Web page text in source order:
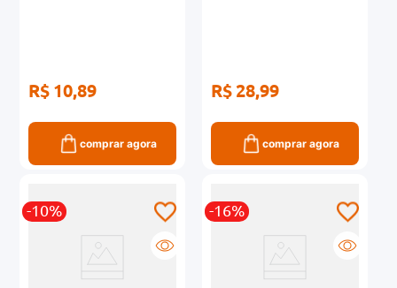
R$ 10,89
comprar agora
R$ 28,99
comprar agora
-10% -16%